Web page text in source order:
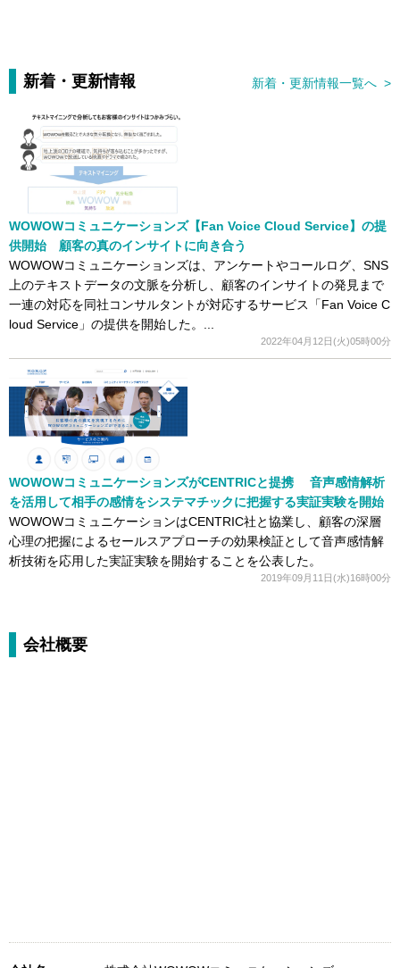
新着・更新情報 新着・更新情報一覧へ >
WOWOWコミュニケーションズ【Fan Voice Cloud Service】の提
供開始 顧客の真のインサイトに向き合う
WOWOWコミュニケーションズは、アンケートやコールログ、SNS
上のテキストデータの文脈を分析し、顧客のインサイトの発見まで
一連の対応を同社コンサルタントが対応するサービス「Fan Voice C
loud Service」の提供を開始した。...
2022年04月12日(火)05時00分
WOWOWコミュニケーションズがCENTRICと提携 音声感情解析
を活用して相手の感情をシステマチックに把握する実証実験を開始
WOWOWコミュニケーションはCENTRIC社と協業し、顧客の深層
心理の把握によるセールスアプローチの効果検証として音声感情解
析技術を応用した実証実験を開始することを公表した。
2019年09月11日(水)16時00分
会社概要